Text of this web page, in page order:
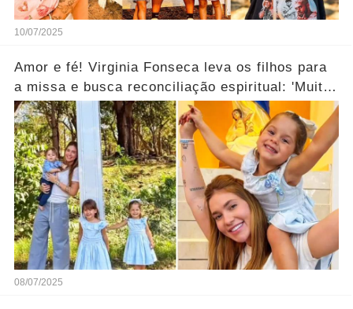
10/07/2025
Amor e fé! Virginia Fonseca leva os filhos para
a missa e busca reconciliação espiritual: 'Muito
abençoado'.... Ver mais
08/07/2025